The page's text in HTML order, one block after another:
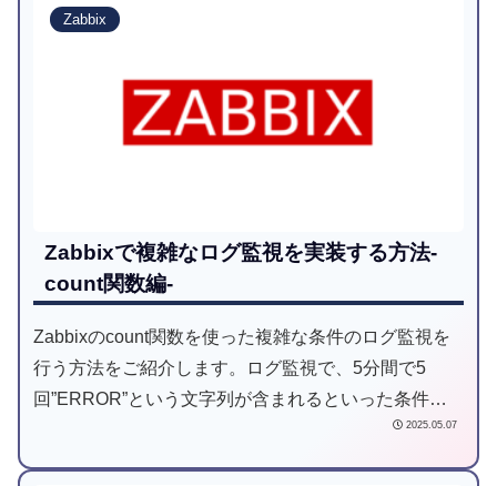
Zabbix
Zabbixで複雑なログ監視を実装する方法-
count関数編-
Zabbixのcount関数を使った複雑な条件のログ監視を
行う方法をご紹介します。ログ監視で、5分間で5
回”ERROR”という文字列が含まれるといった条件は
パッと作成できますか？さらには、5分間で連続で5
2025.05.07